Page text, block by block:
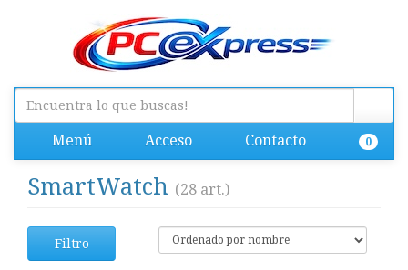
Menú Acceso Contacto 0
SmartWatch (28 art.)
Filtro